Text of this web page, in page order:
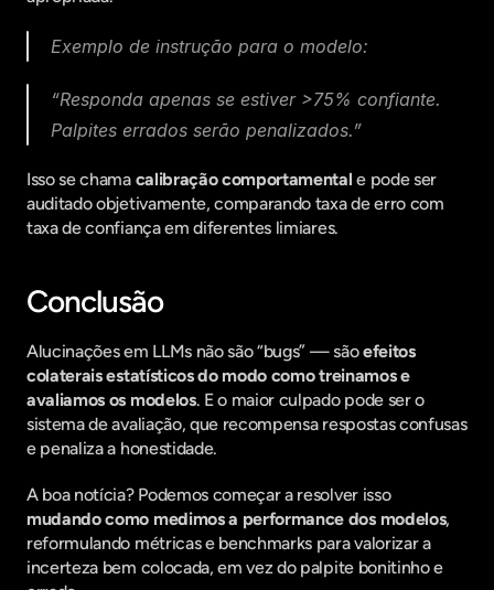
Exemplo de instrução para o modelo:
“Responda apenas se estiver >75% confiante.
Palpites errados serão penalizados.”
Isso se chama calibração comportamental e pode ser
auditado objetivamente, comparando taxa de erro com
taxa de confiança em diferentes limiares.
Conclusão
Alucinações em LLMs não são “bugs” — são efeitos
colaterais estatísticos do modo como treinamos e
avaliamos os modelos. E o maior culpado pode ser o
sistema de avaliação, que recompensa respostas confusas
e penaliza a honestidade.
A boa notícia? Podemos começar a resolver isso
mudando como medimos a performance dos modelos,
reformulando métricas e benchmarks para valorizar a
incerteza bem colocada, em vez do palpite bonitinho e